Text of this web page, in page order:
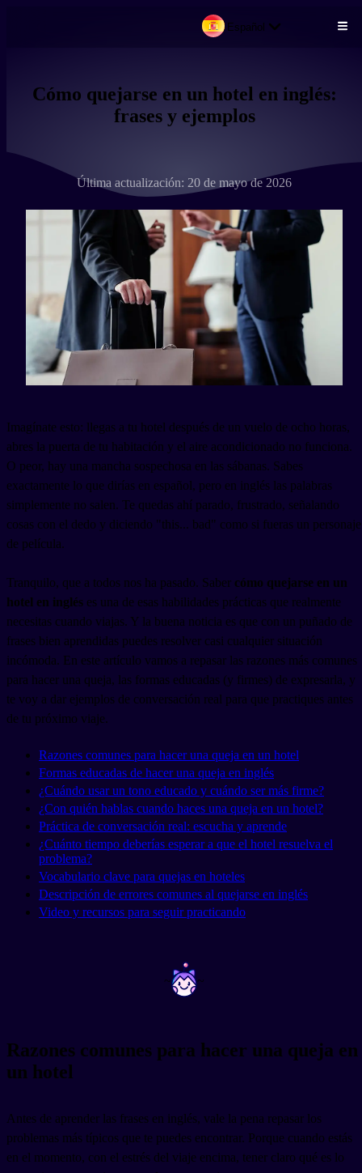
Español
Cómo quejarse en un hotel en inglés:
frases y ejemplos
Última actualización: 20 de mayo de 2026
Imagínate esto: llegas a tu hotel después de un vuelo de ocho horas,
abres la puerta de tu habitación y el aire acondicionado no funciona.
O peor, hay una mancha sospechosa en las sábanas. Sabes
exactamente lo que dirías en español, pero en inglés las palabras
simplemente no salen. Te quedas ahí parado, frustrado, señalando
cosas con el dedo y diciendo "this... bad" como si fueras un personaje
de película.
Tranquilo, que a todos nos ha pasado. Saber cómo quejarse en un
hotel en inglés es una de esas habilidades prácticas que realmente
necesitas cuando viajas. Y la buena noticia es que con un puñado de
frases bien aprendidas puedes resolver casi cualquier situación
incómoda. En este artículo vamos a repasar las razones más comunes
para hacer una queja, las formas educadas (y firmes) de expresarla, y
te voy a dar ejemplos de conversación real para que practiques antes
de tu próximo viaje.
Razones comunes para hacer una queja en un hotel
Formas educadas de hacer una queja en inglés
¿Cuándo usar un tono educado y cuándo ser más firme?
¿Con quién hablas cuando haces una queja en un hotel?
Práctica de conversación real: escucha y aprende
¿Cuánto tiempo deberías esperar a que el hotel resuelva el
problema?
Vocabulario clave para quejas en hoteles
Descripción de errores comunes al quejarse en inglés
Video y recursos para seguir practicando
~ ~
Razones comunes para hacer una queja en
un hotel
Antes de aprender las frases en inglés, vale la pena repasar los
problemas más típicos que te puedes encontrar. Porque cuando estás
en el momento, con el estrés del viaje encima, tener claro qué es lo